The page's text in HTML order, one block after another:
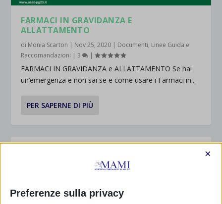
FARMACI IN GRAVIDANZA E
ALLATTAMENTO
di Monia Scarton | Nov 25, 2020 | Documenti, Linee Guida e
Raccomandazioni |3 |
FARMACI IN GRAVIDANZA e ALLATTAMENTO Se hai
un’emergenza e non sai se e come usare i Farmaci in...
PER SAPERNE DI PIÙ
PELLE CON LA MAMMA FA CRESCERE
Raccomandazioni|0 |
Preferenze sulla privacy
×